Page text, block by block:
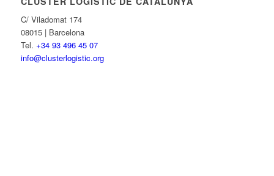
C/ Viladomat 174
08015 | Barcelona
Tel. +34 93 496 45 07
info@clusterlogistic.org